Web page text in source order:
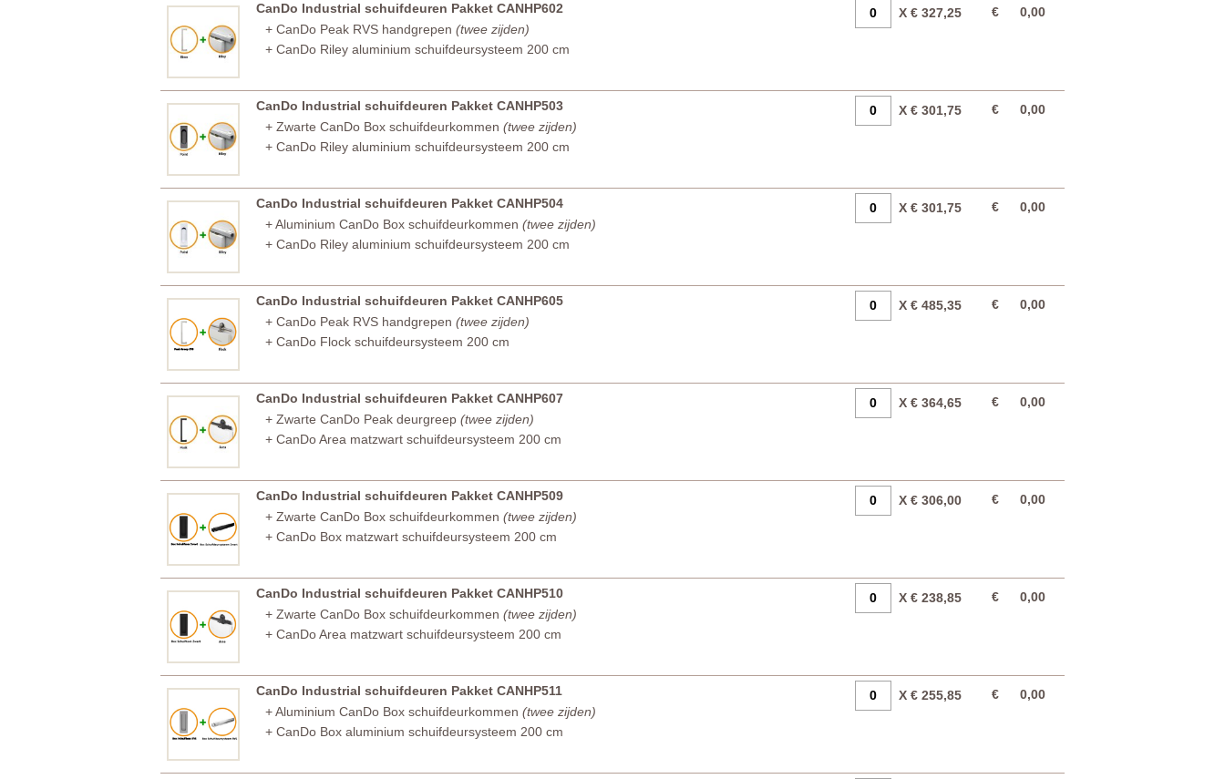
CanDo Industrial schuifdeuren Pakket CANHP602
+ CanDo Peak RVS handgrepen (twee zijden)
+ CanDo Riley aluminium schuifdeursysteem 200 cm
X € 327,25 € 0,00
CanDo Industrial schuifdeuren Pakket CANHP503
+ Zwarte CanDo Box schuifdeurkommen (twee zijden)
+ CanDo Riley aluminium schuifdeursysteem 200 cm
X € 301,75 € 0,00
CanDo Industrial schuifdeuren Pakket CANHP504
+ Aluminium CanDo Box schuifdeurkommen (twee zijden)
+ CanDo Riley aluminium schuifdeursysteem 200 cm
X € 301,75 € 0,00
CanDo Industrial schuifdeuren Pakket CANHP605
+ CanDo Peak RVS handgrepen (twee zijden)
+ CanDo Flock schuifdeursysteem 200 cm
X € 485,35 € 0,00
CanDo Industrial schuifdeuren Pakket CANHP607
+ Zwarte CanDo Peak deurgreep (twee zijden)
+ CanDo Area matzwart schuifdeursysteem 200 cm
X € 364,65 € 0,00
CanDo Industrial schuifdeuren Pakket CANHP509
+ Zwarte CanDo Box schuifdeurkommen (twee zijden)
+ CanDo Box matzwart schuifdeursysteem 200 cm
X € 306,00 € 0,00
CanDo Industrial schuifdeuren Pakket CANHP510
+ Zwarte CanDo Box schuifdeurkommen (twee zijden)
+ CanDo Area matzwart schuifdeursysteem 200 cm
X € 238,85 € 0,00
CanDo Industrial schuifdeuren Pakket CANHP511
+ Aluminium CanDo Box schuifdeurkommen (twee zijden)
+ CanDo Box aluminium schuifdeursysteem 200 cm
X € 255,85 € 0,00